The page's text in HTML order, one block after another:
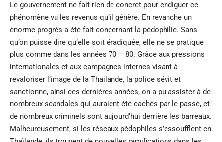
Le gouvernement ne fait rien de concret pour endiguer ce
phénomène vu les revenus qu’il génère. En revanche un
énorme progrès a été fait concernant la pédophilie. Sans
qu’on puisse dire qu’elle soit éradiquée, elle ne se pratique
plus comme dans les années 70 – 80. Grâce aux pressions
internationales et aux campagnes internes visant à
revaloriser l’image de la Thailande, la police sévit et
sanctionne, ainsi ces dernières années, on a pu assister à de
nombreux scandales qui auraient été cachés par le passé, et
de nombreux criminels sont aujourd’hui derrière les barreaux.
Malheureusement, si les réseaux pédophiles s’essoufflent en